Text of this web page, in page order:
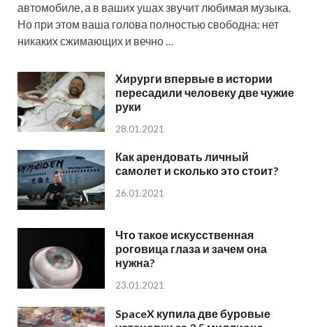
автомобиле, а в ваших ушах звучит любимая музыка.
Но при этом ваша голова полностью свободна: нет
никаких сжимающих и вечно …
Хирурги впервые в истории
пересадили человеку две чужие
руки
28.01.2021
Как арендовать личный
самолет и сколько это стоит?
26.01.2021
Что такое искусственная
роговица глаза и зачем она
нужна?
23.01.2021
SpaceX купила две буровые